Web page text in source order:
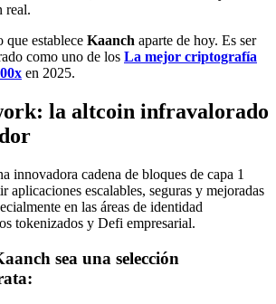
real.
que establece Kaanch aparte de hoy. Es ser
como uno de los La mejor criptografía
en 2025.
la altcoin infravalorado
innovadora cadena de bloques de capa 1
aplicaciones escalables, seguras y mejoradas
en las áreas de identidad
tokenizados y Defi empresarial.
sea una selección